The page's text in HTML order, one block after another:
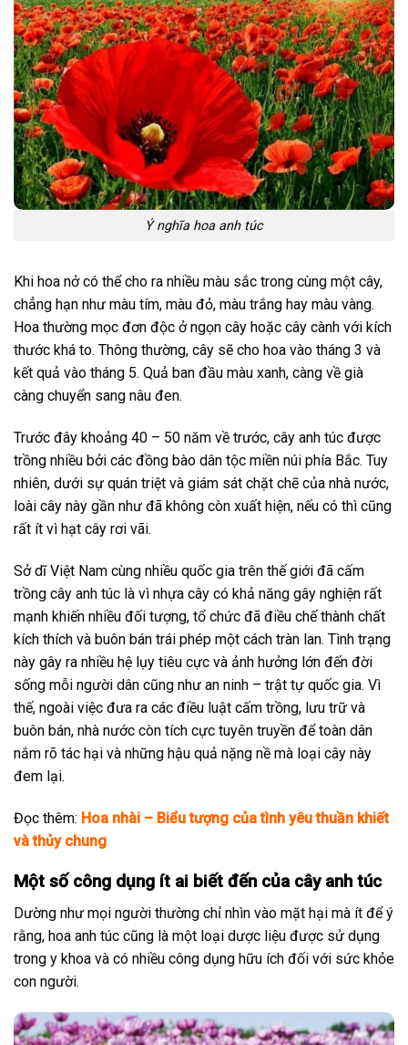
Ý nghĩa hoa anh túc
Khi hoa nở có thể cho ra nhiều màu sắc trong cùng một cây,
chẳng hạn như màu tím, màu đỏ, màu trắng hay màu vàng.
Hoa thường mọc đơn độc ở ngọn cây hoặc cây cành với kích
thước khá to. Thông thường, cây sẽ cho hoa vào tháng 3 và
kết quả vào tháng 5. Quả ban đầu màu xanh, càng về già
càng chuyển sang nâu đen.
Trước đây khoảng 40 – 50 năm về trước, cây anh túc được
trồng nhiều bởi các đồng bào dân tộc miền núi phía Bắc. Tuy
nhiên, dưới sự quán triệt và giám sát chặt chẽ của nhà nước,
loài cây này gần như đã không còn xuất hiện, nếu có thì cũng
rất ít vì hạt cây rơi vãi.
Sở dĩ Việt Nam cùng nhiều quốc gia trên thế giới đã cấm
trồng cây anh túc là vì nhựa cây có khả năng gây nghiện rất
mạnh khiến nhiều đối tượng, tổ chức đã điều chế thành chất
kích thích và buôn bán trái phép một cách tràn lan. Tình trạng
này gây ra nhiều hệ lụy tiêu cực và ảnh hưởng lớn đến đời
sống mỗi người dân cũng như an ninh – trật tự quốc gia. Vì
thế, ngoài việc đưa ra các điều luật cấm trồng, lưu trữ và
buôn bán, nhà nước còn tích cực tuyên truyền để toàn dân
nắm rõ tác hại và những hậu quả nặng nề mà loại cây này
đem lại.
Đọc thêm: Hoa nhài – Biểu tượng của tình yêu thuần khiết
và thủy chung
Một số công dụng ít ai biết đến của cây anh túc
Dường như mọi người thường chỉ nhìn vào mặt hại mà ít để ý
rằng, hoa anh túc cũng là một loại dược liệu được sử dụng
trong y khoa và có nhiều công dụng hữu ích đối với sức khỏe
con người.